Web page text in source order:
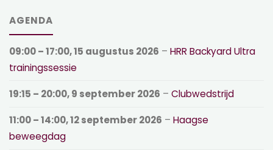
AGENDA
09:00– 17:00,15 augustus 2026 –HRR Backyard Ultra
trainingssessie
19:15 – 20:00,9 september 2026 –Clubwedstrijd
11:00– 14:00,12 september 2026 –Haagse
beweegdag